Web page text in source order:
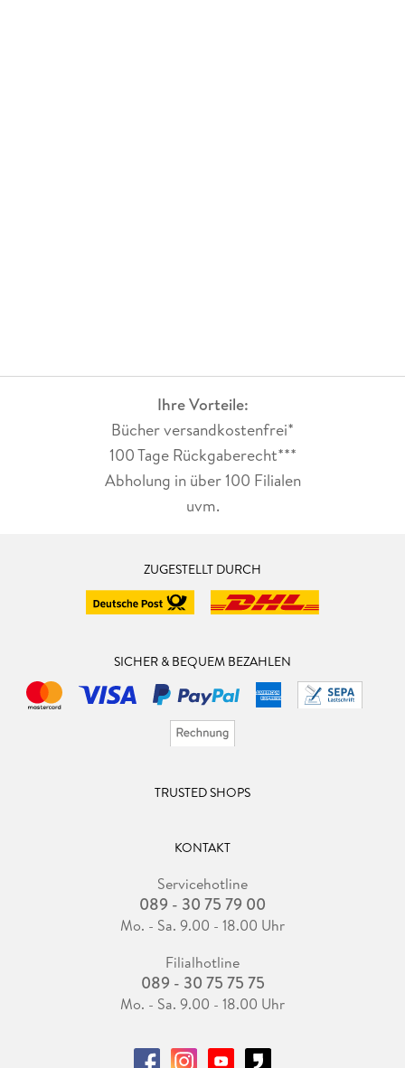
Ihre Vorteile:
Bücher versandkostenfrei*
100 Tage Rückgaberecht***
Abholung in über 100 Filialen
uvm.
ZUGESTELLT DURCH
SICHER & BEQUEM BEZAHLEN
TRUSTED SHOPS
KONTAKT
Servicehotline
089 - 30 75 79 00
Mo. - Sa. 9.00 - 18.00 Uhr
Filialhotline
089 - 30 75 75 75
Mo. - Sa. 9.00 - 18.00 Uhr